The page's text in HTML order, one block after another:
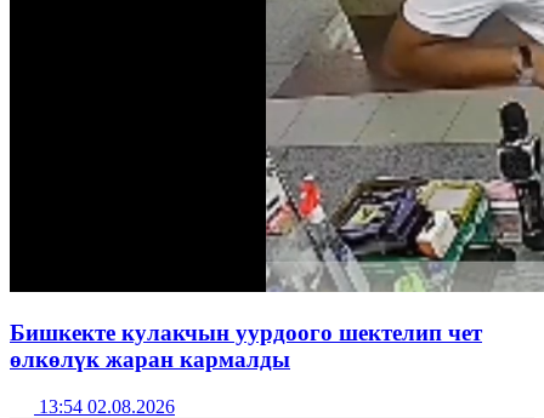
Бишкекте кулакчын уурдоого шектелип чет
өлкөлүк жаран кармалды
13:54 02.08.2026